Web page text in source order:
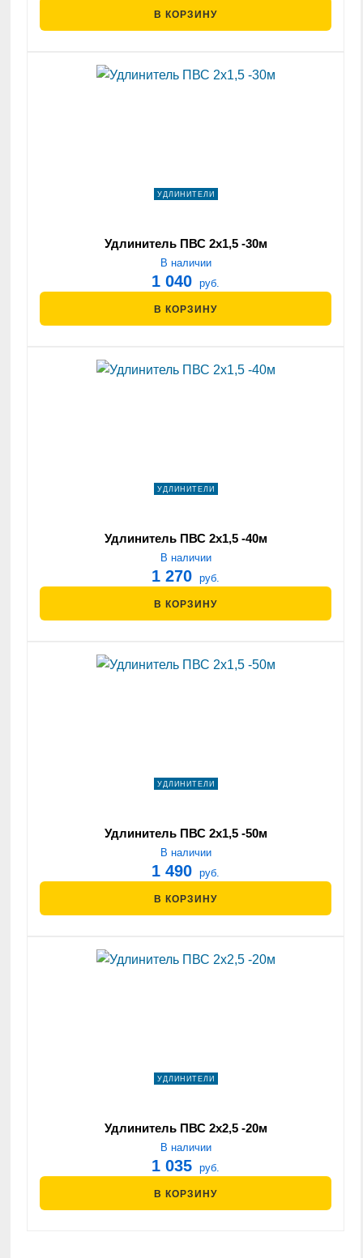
В КОРЗИНУ
УДЛИНИТЕЛИ
Удлинитель ПВС 2х1,5 -30м
В наличии
1 040 руб.
В КОРЗИНУ
УДЛИНИТЕЛИ
Удлинитель ПВС 2х1,5 -40м
В наличии
1 270 руб.
В КОРЗИНУ
УДЛИНИТЕЛИ
Удлинитель ПВС 2х1,5 -50м
В наличии
1 490 руб.
В КОРЗИНУ
УДЛИНИТЕЛИ
Удлинитель ПВС 2х2,5 -20м
В наличии
1 035 руб.
В КОРЗИНУ